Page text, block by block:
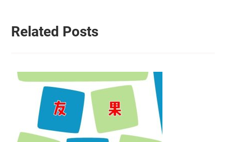
Related Posts